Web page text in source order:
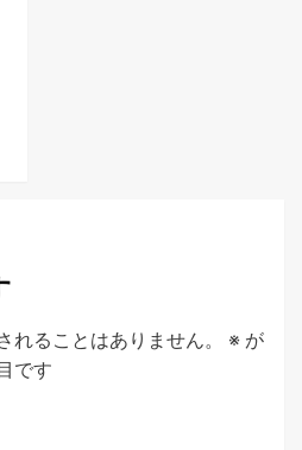
ることはありません。 ※ が
です